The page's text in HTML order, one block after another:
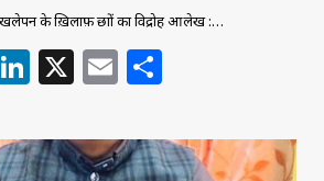
के ख़िलाफ़ छात्रों का विद्रोह आलेख :…
Li
n
k
e
X E
m
ai
l
ar
e